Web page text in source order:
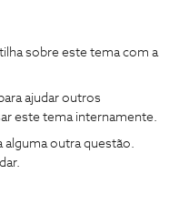
sobre este tema com a
ajudar outros
este tema internamente.
alguma outra questão.